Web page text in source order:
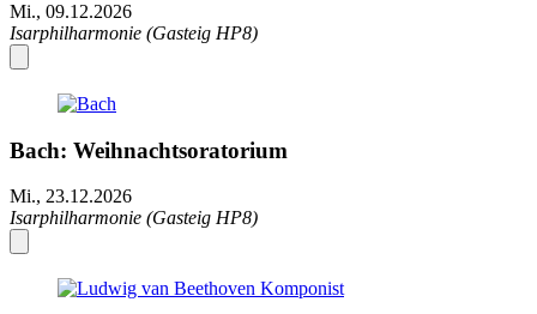
Mi., 09.12.2026
Isarphilharmonie (Gasteig HP8)
Bach: Weihnachtsoratorium
Mi., 23.12.2026
Isarphilharmonie (Gasteig HP8)